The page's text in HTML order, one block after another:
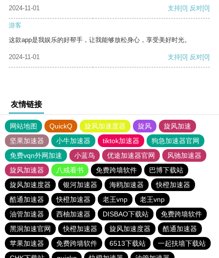
2024-11-01
支持[0] 反对[0]
游客
这款app是我娱乐的好帮手，让我能够放松身心，享受美好时光。
2024-11-01 支持[0] 反对[0]
友情链接
网站地图 QuickQ 旋风加速度器 旋风
旋风加速
坚果加速器
小牛加速器 tiktok加速器
狗急加速器官网
免费vqn外网加速
小蓝鸟 优途加速器官网
风驰加速器
旋风加速器
八戒看书 免费跨墙软件
巴博下载站
旋风加速度器
银河加速器 海鸥加速器
快橙加速器
酷通加速器
快橙加速器 老王vnp
老王vnp
油管加速器
西柚加速器 DISBAO下载站
免费跨墙软件
黑洞加速官网
快橙加速器 旋风加速度器
酷通加速器
苹果加速器
免费跨墙软件 6513下载站
一起扶墙下载站